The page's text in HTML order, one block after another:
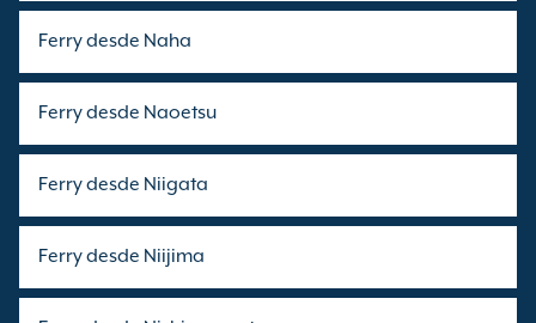
Ferry desde Naha
Ferry desde Naoetsu
Ferry desde Niigata
Ferry desde Niijima